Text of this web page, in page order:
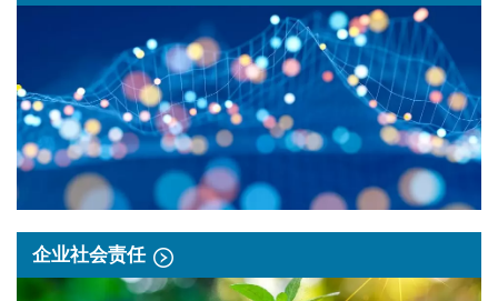
企业社会责任